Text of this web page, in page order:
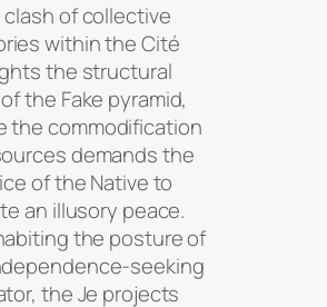
clash of collective
within the Cité
the structural
the Fake pyramid,
the commodification
demands the
of the Native to
an illusory peace.
the posture of
seeking
the Je projects